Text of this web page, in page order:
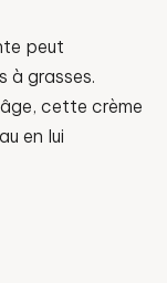
peut
à grasses.
cette crème
en lui